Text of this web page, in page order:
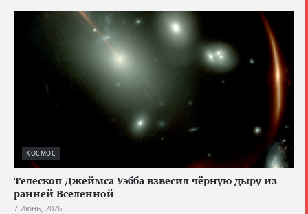
КОСМОС
Телескоп Джеймса Уэбба взвесил чёрную дыру из
ранней Вселенной
7 Июнь, 2026